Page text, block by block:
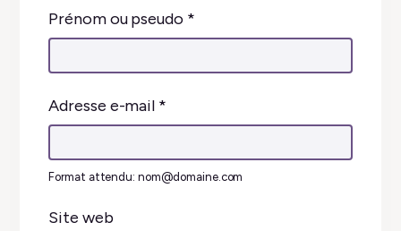
Prénom ou pseudo *
Adresse e-mail *
Format attendu: nom@domaine.com
Site web